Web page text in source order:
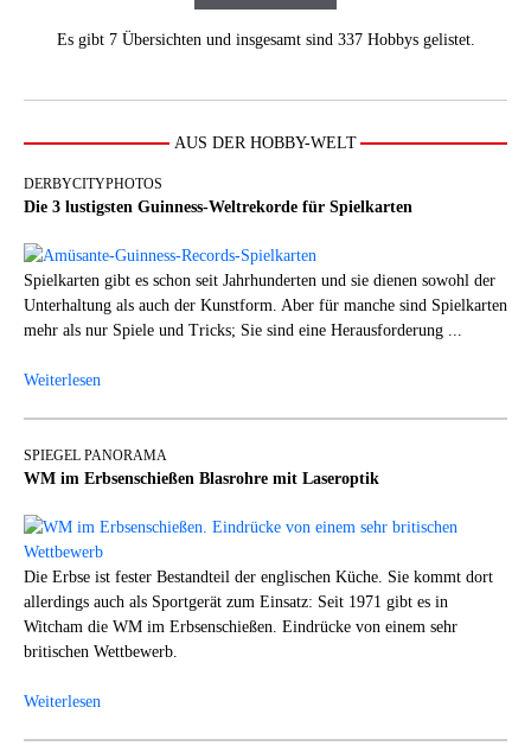
Es gibt 7 Übersichten und insgesamt sind 337 Hobbys gelistet.
AUS DER HOBBY-WELT
DERBYCITYPHOTOS
Die 3 lustigsten Guinness-Weltrekorde für Spielkarten
Spielkarten gibt es schon seit Jahrhunderten und sie dienen sowohl der
Unterhaltung als auch der Kunstform. Aber für manche sind Spielkarten
mehr als nur Spiele und Tricks; Sie sind eine Herausforderung ...
Weiterlesen
SPIEGEL PANORAMA
WM im Erbsenschießen Blasrohre mit Laseroptik
Die Erbse ist fester Bestandteil der englischen Küche. Sie kommt dort
allerdings auch als Sportgerät zum Einsatz: Seit 1971 gibt es in
Witcham die WM im Erbsenschießen. Eindrücke von einem sehr
britischen Wettbewerb.
Weiterlesen